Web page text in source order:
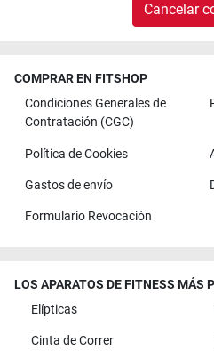
Cancelar
COMPRAR EN FITSHOP
Condiciones Generales de
Contratación (CGC)
Política de Cookies
Gastos de envío
Formulario Revocación
LOS APARATOS DE FITNESS MÁS
Elípticas
Cinta de Correr